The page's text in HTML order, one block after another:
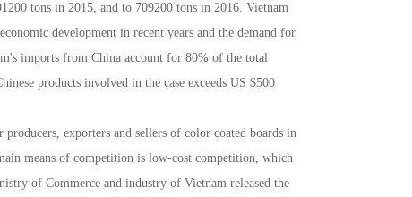
tons in 2015, and to 709200 tons in 2016. Vietnam
development in recent years and the demand for
imports from China account for 80% of the total
products involved in the case exceeds US $500
exporters and sellers of color coated boards in
means of competition is low-cost competition, which
of Commerce and industry of Vietnam released the